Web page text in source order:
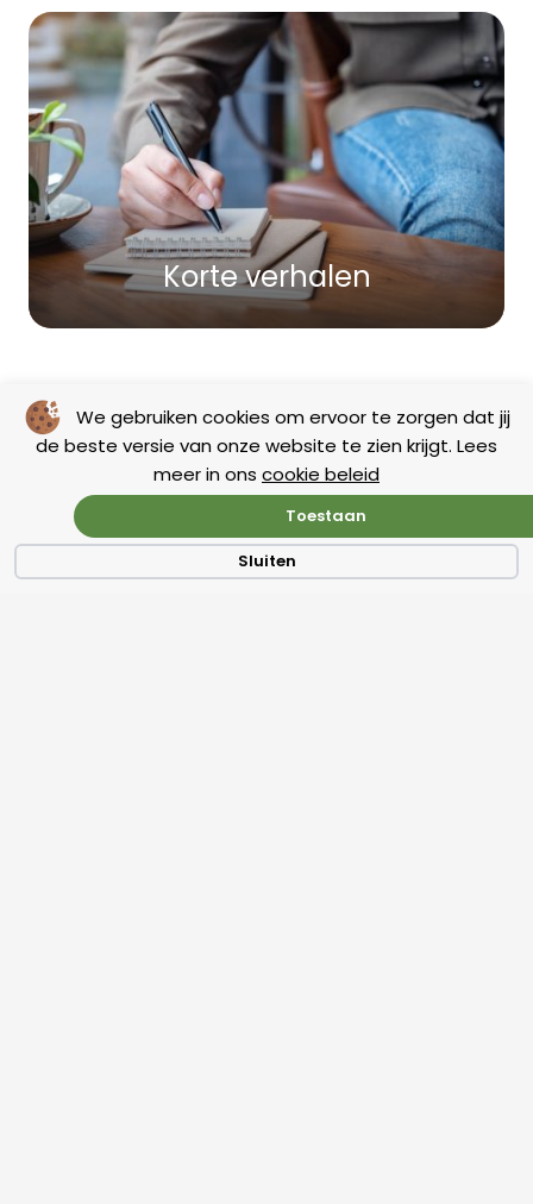
We gebruiken cookies om ervoor te zorgen dat jij
de beste versie van onze website te zien krijgt. Lees
meer in ons cookie beleid
Toestaan
Sluiten
Korte verhalen